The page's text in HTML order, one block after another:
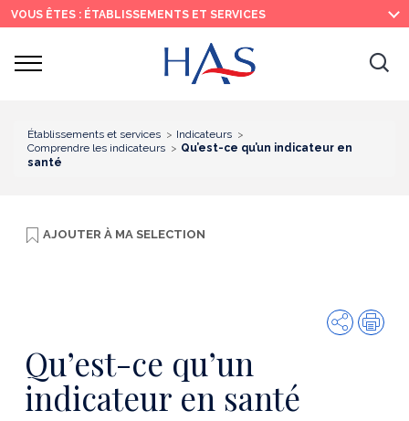
Recherche
Menu
principal
Contenu
principal
VOUS ÊTES : ÉTABLISSEMENTS ET SERVICES
Ouvrir
Établissements et services
Indicateurs
Comprendre les indicateurs
Qu’est-ce qu’un indicateur en
santé
AJOUTER À MA SELECTION
Partager
Qu’est-ce qu’un
indicateur en santé